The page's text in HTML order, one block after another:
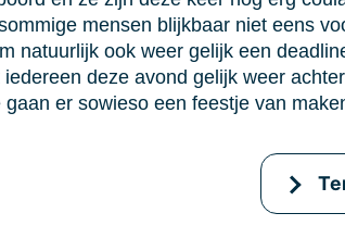
mensen blijkbaar niet eens
natuurlijk ook weer gelijk een
deze avond gelijk weer
er sowieso een feestje van